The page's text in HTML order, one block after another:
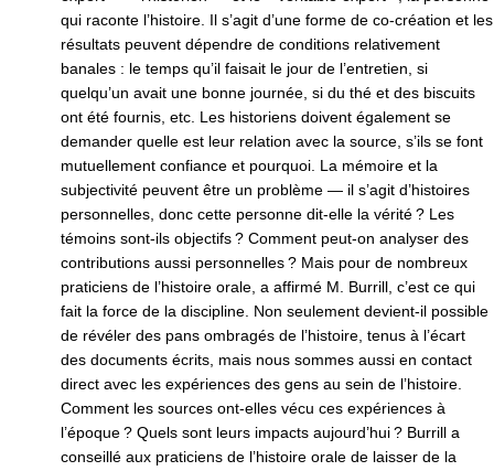
qui raconte l’histoire. Il s’agit d’une forme de co-création et les
résultats peuvent dépendre de conditions relativement
banales : le temps qu’il faisait le jour de l’entretien, si
quelqu’un avait une bonne journée, si du thé et des biscuits
ont été fournis, etc. Les historiens doivent également se
demander quelle est leur relation avec la source, s’ils se font
mutuellement confiance et pourquoi. La mémoire et la
subjectivité peuvent être un problème — il s’agit d’histoires
personnelles, donc cette personne dit-elle la vérité ? Les
témoins sont-ils objectifs ? Comment peut-on analyser des
contributions aussi personnelles ? Mais pour de nombreux
praticiens de l’histoire orale, a affirmé M. Burrill, c’est ce qui
fait la force de la discipline. Non seulement devient-il possible
de révéler des pans ombragés de l’histoire, tenus à l’écart
des documents écrits, mais nous sommes aussi en contact
direct avec les expériences des gens au sein de l’histoire.
Comment les sources ont-elles vécu ces expériences à
l’époque ? Quels sont leurs impacts aujourd’hui ? Burrill a
conseillé aux praticiens de l’histoire orale de laisser de la